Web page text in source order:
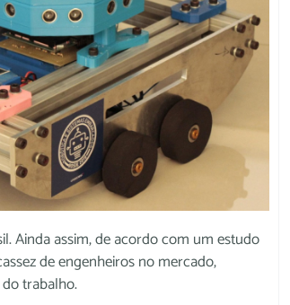
Ainda assim, de acordo com um estudo
de engenheiros no mercado,
trabalho.